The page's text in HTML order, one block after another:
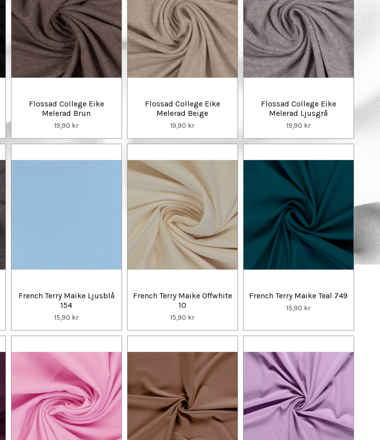
Flossad College Eike
Melerad Brun
19,90 kr
Flossad College Eike
Melerad Beige
19,90 kr
Flossad College Eike
Melerad Ljusgrå
19,90 kr
French Terry Maike Ljusblå
154
15,90 kr
French Terry Maike Offwhite
10
15,90 kr
French Terry Maike Teal 749
15,90 kr